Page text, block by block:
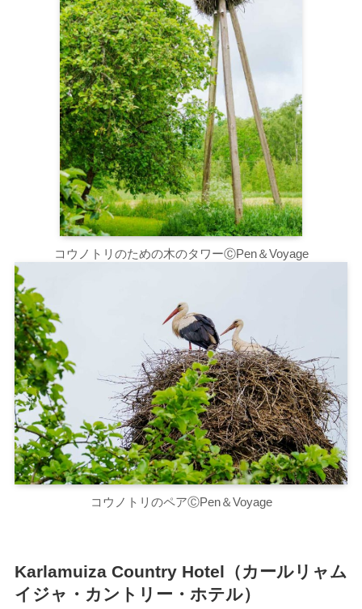
コウノトリのための木のタワーⒸPen＆Voyage
コウノトリのペアⒸPen＆Voyage
Karlamuiza Country Hotel（カールリャム
イジャ・カントリー・ホテル）